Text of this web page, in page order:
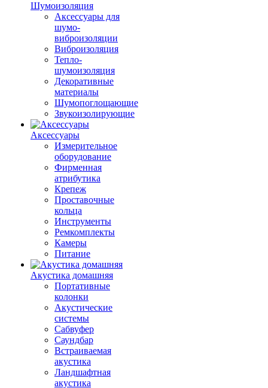
Шумоизоляция
Аксессуары для
шумо-
виброизоляции
Виброизоляция
Тепло-
шумоизоляция
Декоративные
материалы
Шумопоглощающие
Звукоизолирующие
Аксессуары
Измерительное
оборудование
Фирменная
атрибутика
Крепеж
Проставочные
кольца
Инструменты
Ремкомплекты
Камеры
Питание
Акустика домашняя
Портативные
колонки
Акустические
системы
Сабвуфер
Саундбар
Встраиваемая
акустика
Ландшафтная
акустика